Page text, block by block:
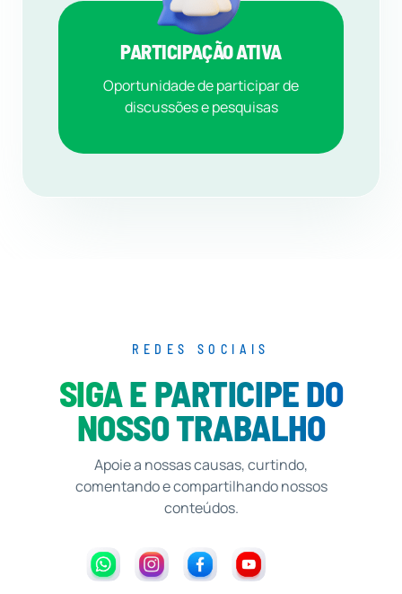
PARTICIPAÇÃO ATIVA
Oportunidade de participar de
discussões e pesquisas
REDES SOCIAIS
SIGA E PARTICIPE DO
NOSSO TRABALHO
Apoie a nossas causas, curtindo,
comentando e compartilhando nossos
conteúdos.